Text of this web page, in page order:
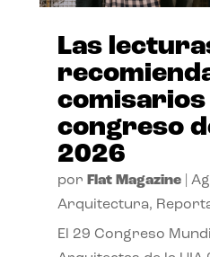
Las
comisarios
congreso
2026
por Flat Magazine|
Arquitectura,
El 29 Congreso